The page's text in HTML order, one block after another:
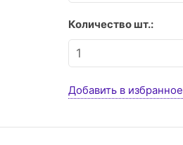
Количество шт.:
Добавить в избранное